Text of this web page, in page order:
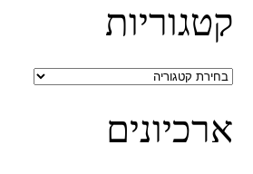
קטגוריות
קטגוריות
ארכיונים